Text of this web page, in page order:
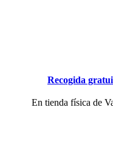
Recogida
En tienda física de